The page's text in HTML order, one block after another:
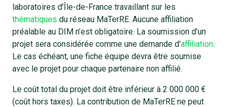
laboratoires d’Île-de-France travaillant sur les
thématiques du réseau MaTerRE. Aucune affiliation
préalable au DIM n’est obligatoire. La soumission d’un
projet sera considérée comme une demande d’affiliation.
Le cas échéant, une fiche équipe devra être soumise
avec le projet pour chaque partenaire non affilié.
Le coût total du projet doit être inférieur à 2 000 000 €
(coût hors taxes). La contribution de MaTerRE ne peut